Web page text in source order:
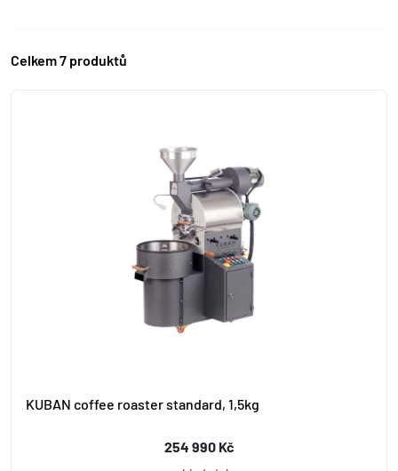
Celkem 7 produktů
KUBAN coffee roaster standard, 1,5kg
254 990 Kč